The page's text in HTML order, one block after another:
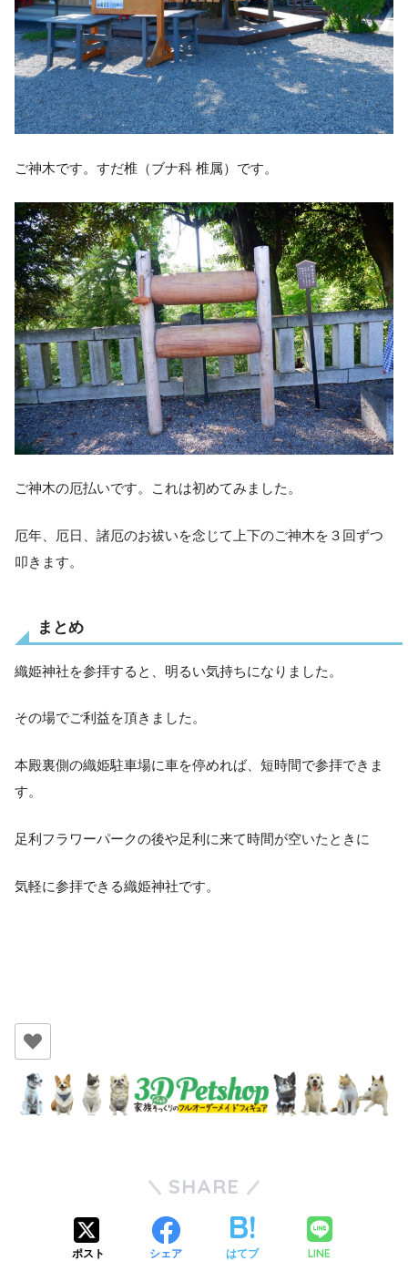
ご神木です。すだ椎（ブナ科 椎属）です。
ご神木の厄払いです。これは初めてみました。
厄年、厄日、諸厄のお祓いを念じて上下のご神木を３回ずつ
叩きます。
まとめ
織姫神社を参拝すると、明るい気持ちになりました。
その場でご利益を頂きました。
本殿裏側の織姫駐車場に車を停めれば、短時間で参拝できま
す。
足利フラワーパークの後や足利に来て時間が空いたときに
気軽に参拝できる織姫神社です。
SHARE
ポスト シェア はてブ LINE